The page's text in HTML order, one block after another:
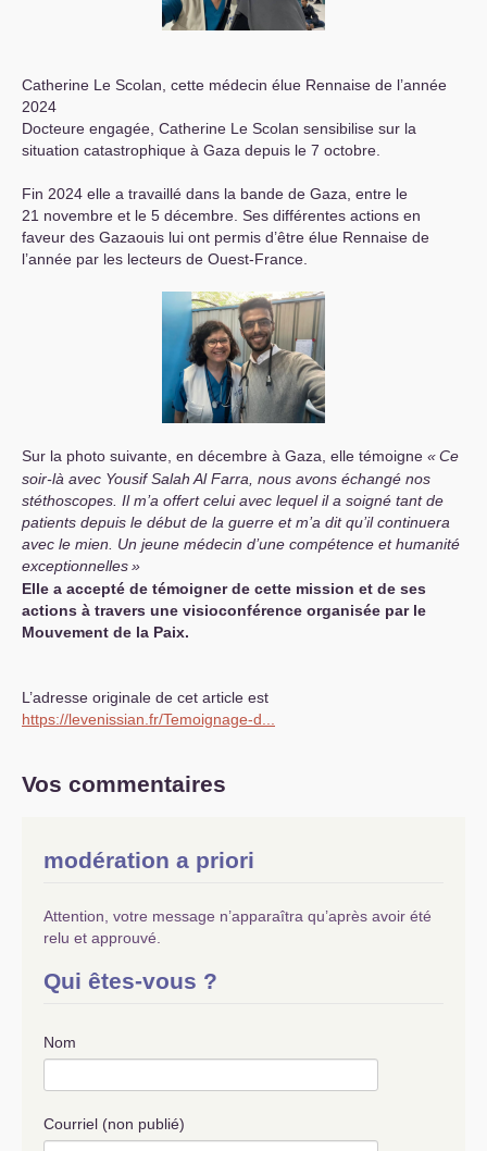
Catherine Le Scolan, cette médecin élue Rennaise de l’année
2024
Docteure engagée, Catherine Le Scolan sensibilise sur la
situation catastrophique à Gaza depuis le 7 octobre.
Fin 2024 elle a travaillé dans la bande de Gaza, entre le
21 novembre et le 5 décembre. Ses différentes actions en
faveur des Gazaouis lui ont permis d’être élue Rennaise de
l’année par les lecteurs de Ouest-France.
Sur la photo suivante, en décembre à Gaza, elle témoigne «Ce
soir-là avec Yousif Salah Al Farra, nous avons échangé nos
stéthoscopes. Il m’a offert celui avec lequel il a soigné tant de
patients depuis le début de la guerre et m’a dit qu’il continuera
avec le mien. Un jeune médecin d’une compétence et humanité
exceptionnelles»
Elle a accepté de témoigner de cette mission et de ses
actions à travers une visioconférence organisée par le
Mouvement de la Paix.
L’adresse originale de cet article est
https://levenissian.fr/Temoignage-d...
Vos commentaires
modération a priori
Attention, votre message n’apparaîtra qu’après avoir été
relu et approuvé.
Qui êtes-vous ?
Nom
Courriel (non publié)